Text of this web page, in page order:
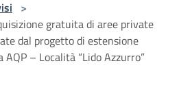
>
gratuita di aree private
dal progetto di estensione
– Località “Lido Azzurro”